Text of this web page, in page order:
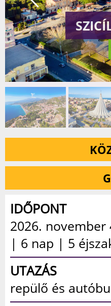
IDŐPONT
2026. november
| 6 nap | 5
UTAZÁS
repülő és